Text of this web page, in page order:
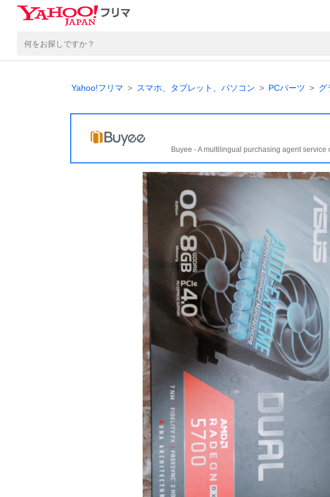
Yahoo!フリマ スマホ、タブレット、パソコン PCパーツ グ
Buyee - A multilingual purchasing agent